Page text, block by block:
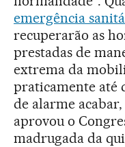
emergência
recuperarão as
prestadas de
extrema da
praticamente até
de alarme
aprovou o
madrugada da